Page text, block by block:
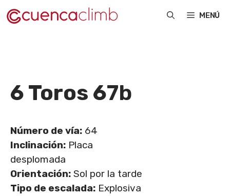
Saltar
al
MENÚ
6 Toros 67b
Número de vía: 64
Inclinación: Placa
desplomada
Orientación: Sol por la tarde
Tipo de escalada: Explosiva